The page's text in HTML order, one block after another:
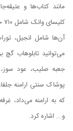
مانند کتاب‌ها و
آن‌ها شامل انجیل،
می‌توانید تابلو‌هاب گچ
جعبه صلیب، عود
پوشاک سنتی ارامنه
که به ارامنه می‌داد،
و... اشاره کرد.